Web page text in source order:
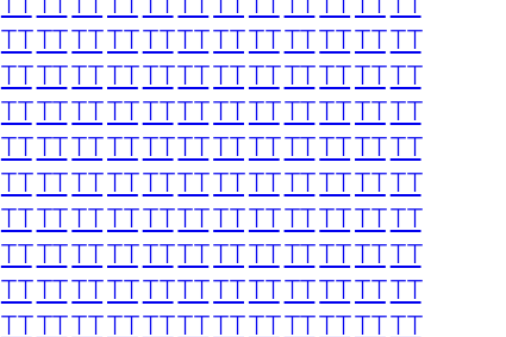
TTTTTTTTTTTTTTTTTTTTTTTT
TTTTTTTTTTTTTTTTTTTTTTTT
TTTTTTTTTTTTTTTTTTTTTTTT
TTTTTTTTTTTTTTTTTTTTTTTT
TTTTTTTTTTTTTTTTTTTTTTTT
TTTTTTTTTTTTTTTTTTTTTTTT
TTTTTTTTTTTTTTTTTTTTTTTT
TTTTTTTTTTTTTTTTTTTTTTTT
TTTTTTTTTTTTTTTTTTTTTTTT